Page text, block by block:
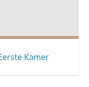
Kamer